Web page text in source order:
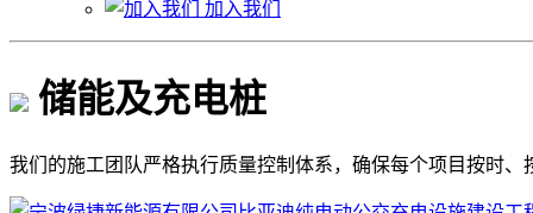
加入我们
储能及充电桩
我们的施工团队严格执行质量控制体系，确保每个项目按时、